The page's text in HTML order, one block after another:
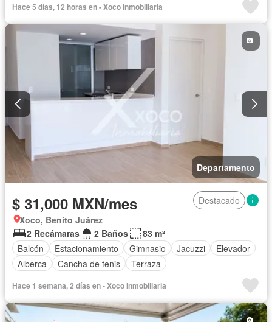
Hace 5 días, 12 horas en - Xoco Inmobiliaria
Departamento
$ 31,000 MXN/mes
Destacado
Xoco, Benito Juárez
2 Recámaras
2 Baños
83 m²
Balcón
Estacionamiento Gimnasio Jacuzzi
Elevador
Alberca
Cancha de tenis Terraza
Hace 1 semana, 2 días en - Xoco Inmobiliaria